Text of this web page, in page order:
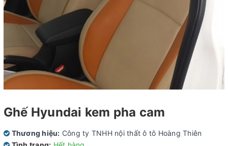
Ghế Hyundai kem pha cam
Thương hiệu: Công ty TNHH nội thất ô tô Hoàng Thiên